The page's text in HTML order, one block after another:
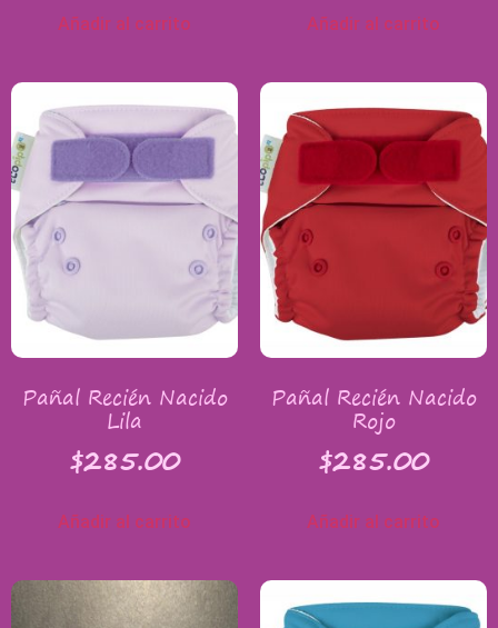
Añadir al carrito Añadir al carrito
Pañal Recién Nacido
Lila
$285.00
Añadir al carrito
Pañal Recién Nacido
Rojo
$285.00
Añadir al carrito